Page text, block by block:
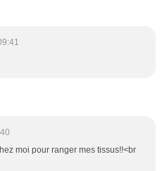
moi pour ranger mes tissus!!<br